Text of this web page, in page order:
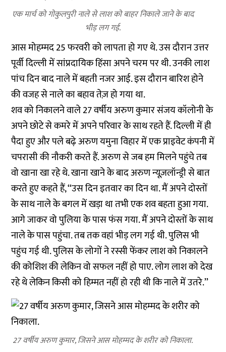
एक मार्च को गोकुलपुरी नाले से लाश को बाहर निकाले जाने के बाद
भीड़ लग गई.
आस मोहम्मद 25 फरवरी को लापता हो गए थे. उस दौरान उत्तर
पूर्वी दिल्ली में सांप्रदायिक हिंसा अपने चरम पर थी. उनकी लाश
पांच दिन बाद नाले में बहती नजर आई. इस दौरान बारिश होने
की वजह से नाले का बहाव तेज़ हो गया था.
शव को निकालने वाले 27 वर्षीय अरुण कुमार संजय कॉलोनी के
अपने छोटे से कमरे में अपने परिवार के साथ रहते हैं. दिल्ली में ही
पैदा हुए और पले बढ़े अरुण यमुना विहार में एक प्राइवेट कंपनी में
चपरासी की नौकरी करते हैं. अरुण से जब हम मिलने पहुंचे तब
वो खाना खा रहे थे. खाना खाने के बाद अरुण न्यूज़लॉन्ड्री से बात
करते हुए कहते हैं, ‘‘उस दिन इतवार का दिन था. मैं अपने दोस्तों
के साथ नाले के बगल में खड़ा था तभी एक शव बहता हुआ गया.
आगे जाकर वो पुलिया के पास फंस गया. मैं अपने दोस्तों के साथ
नाले के पास पहुंचा. तब तक वहां भीड़ लग गई थी. पुलिस भी
पहुंच गई थी. पुलिस के लोगों ने रस्सी फेंकर लाश को निकालने
की कोशिश की लेकिन वो सफल नहीं हो पाए. लोग लाश को देख
रहे थे लेकिन किसी को हिम्मत नहीं हो रही थी कि नाले में उतरे.’’
27 वर्षीय अरुण कुमार, जिसने आस मोहम्मद के शरीर को निकाला.